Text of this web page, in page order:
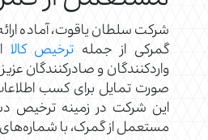
شرکت سلطان یاقوت، آماده
گمرکی از جمله ترخیص کالا
واردکنندگان و صادرکنندگان
صورت تمایل برای کسب
این شرکت در زمینه ترخیص
مستعمل از گمرک، با